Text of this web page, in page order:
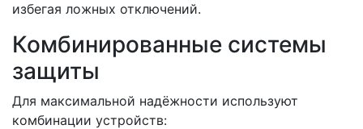
избегая ложных отключений.
Комбинированные системы
защиты
Для максимальной надёжности используют
комбинации устройств: